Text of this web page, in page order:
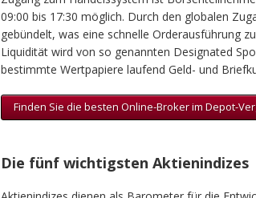
09:00 bis 17:30 möglich. Durch den globalen
gebündelt, was eine schnelle Orderausführung
Liquidität wird von so genannten Designated
bestimmte Wertpapiere laufend Geld- und
Finden Sie die besten Online-Broker im Depot-
Die fünf wichtigsten Aktienindizes